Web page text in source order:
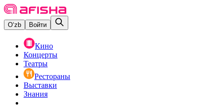
O‘zb Войти
Кино
Концерты
Театры
Рестораны
Выставки
Знания